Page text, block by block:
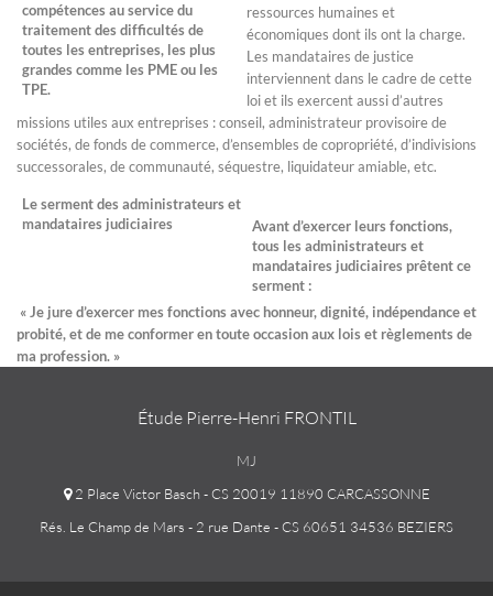
compétences au service du
traitement des difficultés de
toutes les entreprises, les plus
grandes comme les PME ou les
TPE.
ressources humaines et
économiques dont ils ont la charge.
Les mandataires de justice
interviennent dans le cadre de cette
loi et ils exercent aussi d’autres
missions utiles aux entreprises : conseil, administrateur provisoire de
sociétés, de fonds de commerce, d’ensembles de copropriété, d’indivisions
successorales, de communauté, séquestre, liquidateur amiable, etc.
Le serment des administrateurs et
mandataires judiciaires
Avant d’exercer leurs fonctions,
tous les administrateurs et
mandataires judiciaires prêtent ce
serment :
« Je jure d’exercer mes fonctions avec honneur, dignité, indépendance et
probité, et de me conformer en toute occasion aux lois et règlements de
ma profession. »
Étude Pierre-Henri FRONTIL
MJ
2 Place Victor Basch - CS 20019 11890 CARCASSONNE
Rés. Le Champ de Mars - 2 rue Dante - CS 60651 34536 BEZIERS